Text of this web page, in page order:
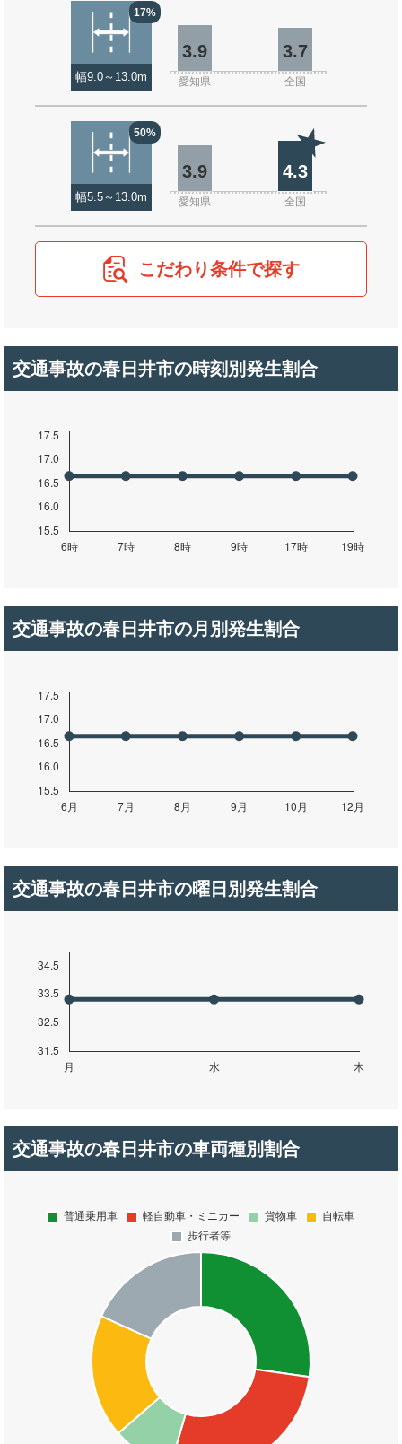
17%
幅9.0～13.0m
3.9 3.7
愛知県 全国
50%
幅5.5～13.0m
3.9 4.3
愛知県 全国
こだわり条件で探す
交通事故の春日井市の時刻別発生割合
交通事故の春日井市の月別発生割合
交通事故の春日井市の曜日別発生割合
交通事故の春日井市の車両種別割合